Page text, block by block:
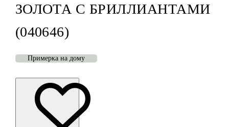
ЗОЛОТА С БРИЛЛИАНТАМИ
(040646)
Примерка на дому